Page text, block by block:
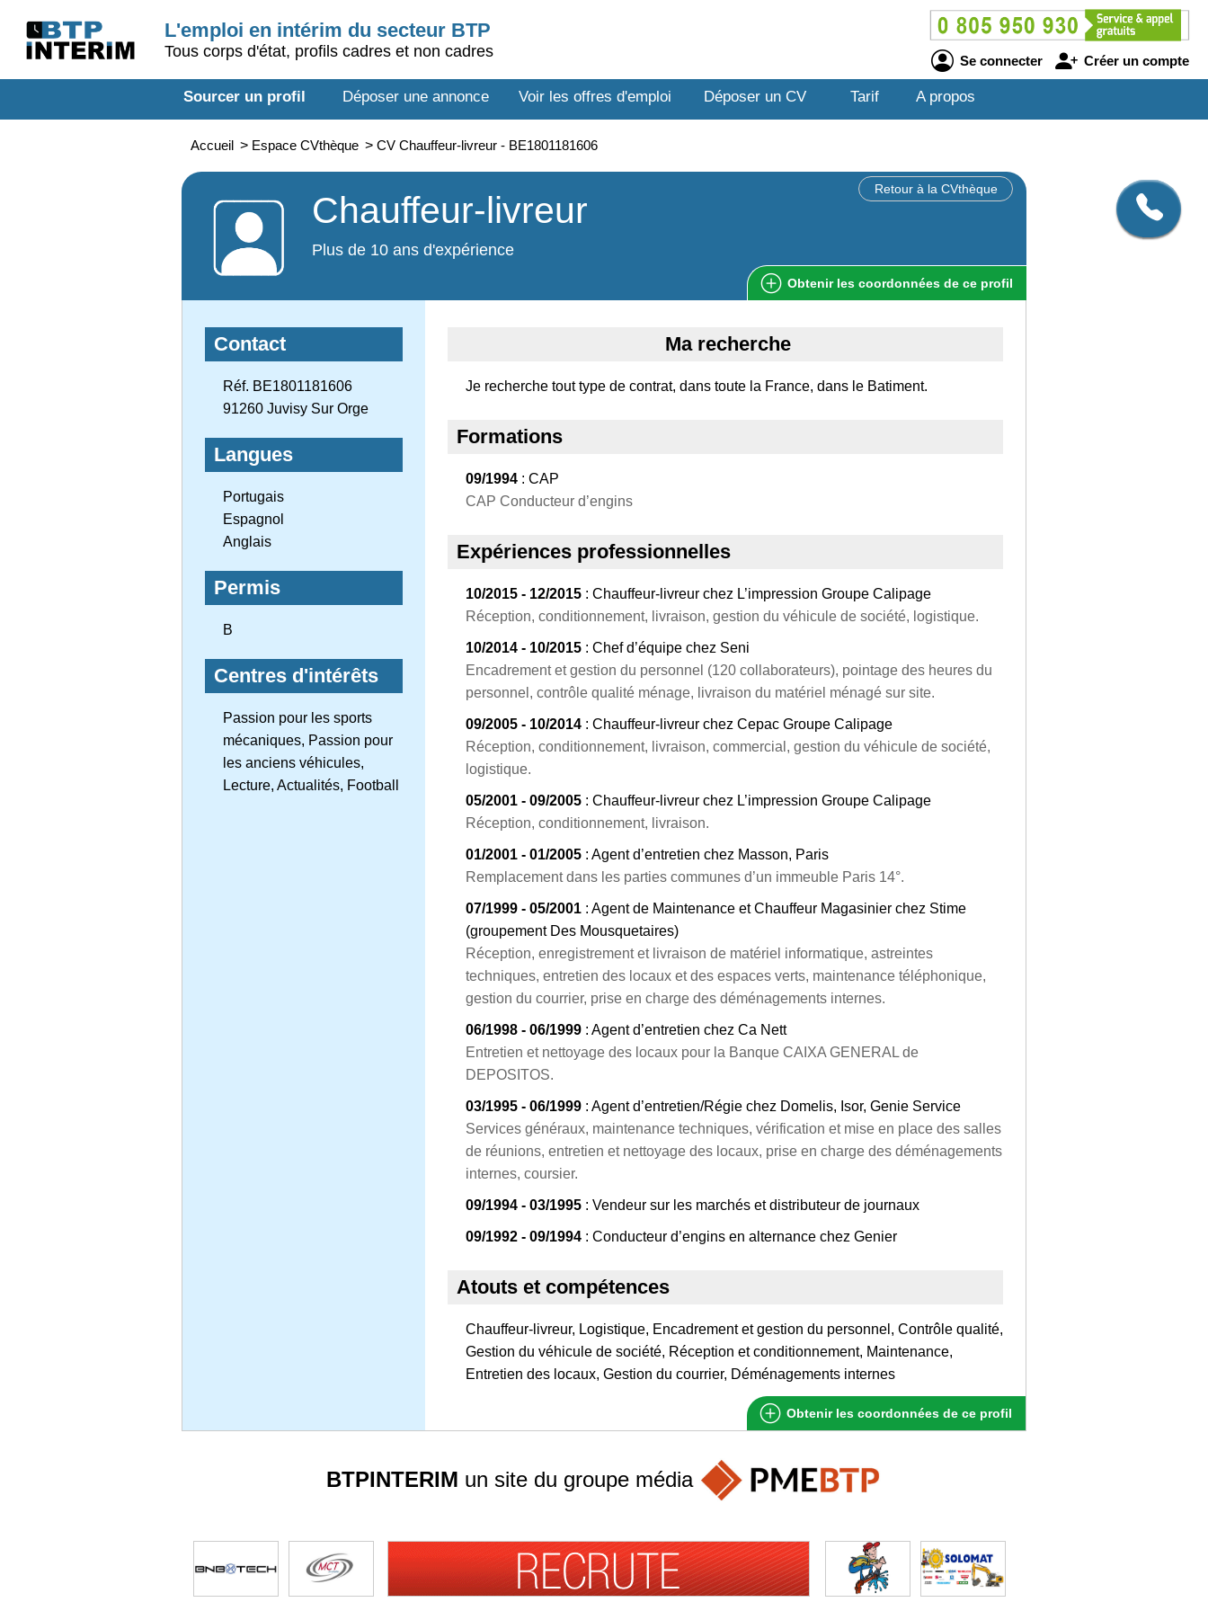
L'emploi en intérim du secteur BTP
Tous corps d'état, profils cadres et non cadres
Se connecter Créer un compte
Sourcer un profil Déposer une annonce Voir les offres d'emploi Déposer un CV Tarif A propos
Accueil > Espace CVthèque > CV Chauffeur-livreur - BE1801181606
Retour à la CVthèque
Chauffeur-livreur
Plus de 10 ans d'expérience
Obtenir les coordonnées de ce profil
Contact
Réf. BE1801181606
91260 Juvisy Sur Orge
Langues
Portugais
Espagnol
Anglais
Permis
B
Centres d'intérêts
Passion pour les sports
mécaniques, Passion pour
les anciens véhicules,
Lecture, Actualités, Football
Ma recherche
Je recherche tout type de contrat, dans toute la France, dans le Batiment.
Formations
09/1994 : CAP
CAP Conducteur d’engins
Expériences professionnelles
10/2015 - 12/2015 : Chauffeur-livreur chez L’impression Groupe Calipage
Réception, conditionnement, livraison, gestion du véhicule de société, logistique.
10/2014 - 10/2015 : Chef d’équipe chez Seni
Encadrement et gestion du personnel (120 collaborateurs), pointage des heures du
personnel, contrôle qualité ménage, livraison du matériel ménagé sur site.
09/2005 - 10/2014 : Chauffeur-livreur chez Cepac Groupe Calipage
Réception, conditionnement, livraison, commercial, gestion du véhicule de société,
logistique.
05/2001 - 09/2005 : Chauffeur-livreur chez L’impression Groupe Calipage
Réception, conditionnement, livraison.
01/2001 - 01/2005 : Agent d’entretien chez Masson, Paris
Remplacement dans les parties communes d’un immeuble Paris 14°.
07/1999 - 05/2001 : Agent de Maintenance et Chauffeur Magasinier chez Stime
(groupement Des Mousquetaires)
Réception, enregistrement et livraison de matériel informatique, astreintes
techniques, entretien des locaux et des espaces verts, maintenance téléphonique,
gestion du courrier, prise en charge des déménagements internes.
06/1998 - 06/1999 : Agent d’entretien chez Ca Nett
Entretien et nettoyage des locaux pour la Banque CAIXA GENERAL de
DEPOSITOS.
03/1995 - 06/1999 : Agent d’entretien/Régie chez Domelis, Isor, Genie Service
Services généraux, maintenance techniques, vérification et mise en place des salles
de réunions, entretien et nettoyage des locaux, prise en charge des déménagements
internes, coursier.
09/1994 - 03/1995 : Vendeur sur les marchés et distributeur de journaux
09/1992 - 09/1994 : Conducteur d’engins en alternance chez Genier
Atouts et compétences
Chauffeur-livreur, Logistique, Encadrement et gestion du personnel, Contrôle qualité,
Gestion du véhicule de société, Réception et conditionnement, Maintenance,
Entretien des locaux, Gestion du courrier, Déménagements internes
Obtenir les coordonnées de ce profil
BTPINTERIM un site du groupe média